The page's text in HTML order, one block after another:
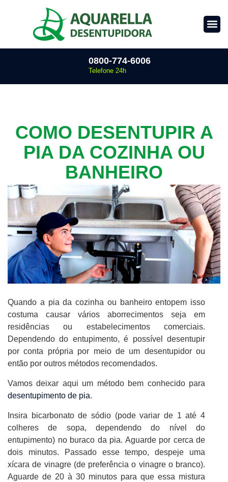
0800-774-6006
Telefone 24h
COMO DESENTUPIR A
PIA DA COZINHA OU
BANHEIRO
Quando a pia da cozinha ou banheiro entopem isso
costuma causar vários aborrecimentos seja em
residências ou estabelecimentos comerciais.
Dependendo do entupimento, é possível desentupir
por conta própria por meio de um desentupidor ou
então por outros métodos recomendados.
Vamos deixar aqui um método bem conhecido para
desentupimento de pia.
Insira bicarbonato de sódio (pode variar de 1 até 4
colheres de sopa, dependendo do nível do
entupimento) no buraco da pia. Aguarde por cerca de
dois minutos. Passado esse tempo, despeje uma
xícara de vinagre (de preferência o vinagre o branco).
Aguarde de 20 à 30 minutos para que essa mistura